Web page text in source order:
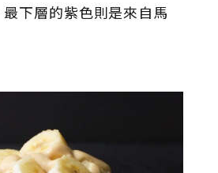
下層的紫色則是來自馬